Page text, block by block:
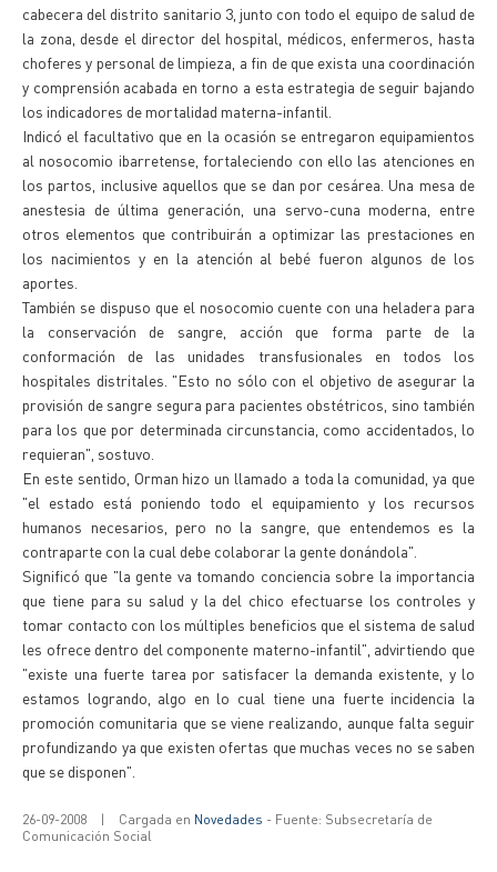
cabecera del distrito sanitario 3, junto con todo el equipo de salud de
la zona, desde el director del hospital, médicos, enfermeros, hasta
choferes y personal de limpieza, a fin de que exista una coordinación
y comprensión acabada en torno a esta estrategia de seguir bajando
los indicadores de mortalidad materna-infantil.
Indicó el facultativo que en la ocasión se entregaron equipamientos
al nosocomio ibarretense, fortaleciendo con ello las atenciones en
los partos, inclusive aquellos que se dan por cesárea. Una mesa de
anestesia de última generación, una servo-cuna moderna, entre
otros elementos que contribuirán a optimizar las prestaciones en
los nacimientos y en la atención al bebé fueron algunos de los
aportes.
También se dispuso que el nosocomio cuente con una heladera para
la conservación de sangre, acción que forma parte de la
conformación de las unidades transfusionales en todos los
hospitales distritales. "Esto no sólo con el objetivo de asegurar la
provisión de sangre segura para pacientes obstétricos, sino también
para los que por determinada circunstancia, como accidentados, lo
requieran", sostuvo.
En este sentido, Orman hizo un llamado a toda la comunidad, ya que
"el estado está poniendo todo el equipamiento y los recursos
humanos necesarios, pero no la sangre, que entendemos es la
contraparte con la cual debe colaborar la gente donándola".
Significó que "la gente va tomando conciencia sobre la importancia
que tiene para su salud y la del chico efectuarse los controles y
tomar contacto con los múltiples beneficios que el sistema de salud
les ofrece dentro del componente materno-infantil", advirtiendo que
"existe una fuerte tarea por satisfacer la demanda existente, y lo
estamos logrando, algo en lo cual tiene una fuerte incidencia la
promoción comunitaria que se viene realizando, aunque falta seguir
profundizando ya que existen ofertas que muchas veces no se saben
que se disponen".
26-09-2008 | Cargada en Novedades - Fuente: Subsecretaría de
Comunicación Social